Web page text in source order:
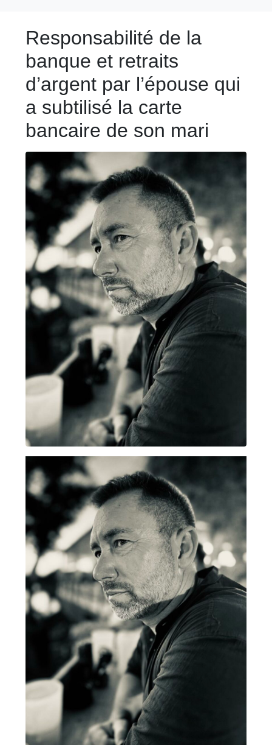
Responsabilité de la
banque et retraits
d’argent par l’épouse qui
a subtilisé la carte
bancaire de son mari